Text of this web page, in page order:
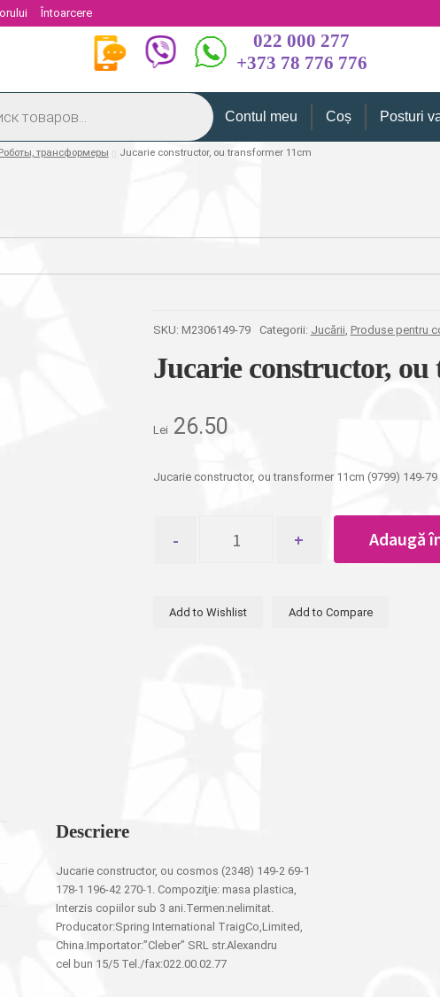
Întoarcere
022 000 277
+373 78 776 776
Contul meu Coș Posturi
трансформеры Jucarie constructor, ou transformer 11cm
SKU: M2306149-79 Categorii: Jucării, Produse pentru
Jucarie constructor,
Lei 26.50
Jucarie constructor, ou transformer 11cm (9799) 149-79
Jucarie
11cm
Adaugă
Add to Wishlist Add to Compare
Descriere
Jucarie constructor, ou cosmos (2348) 149-2 69-1
178-1 196-42 270-1. Compoziţie: masa plastica,
Interzis copiilor sub 3 ani.Termen:nelimitat.
Producator:Spring International TraigCo,Limited,
China.Importator:”Cleber” SRL str.Alexandru
cel bun 15/5 Tel./fax:022.00.02.77